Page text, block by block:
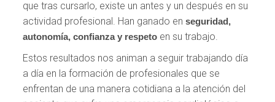
que tras cursarlo, existe un antes y un después en su
actividad profesional. Han ganado enseguridad,
autonomía, confianza y respeto en su trabajo.
Estos resultados nos animan a seguir trabajando día
a día en la formación de profesionales que se
enfrentan de una manera cotidiana a la atención del